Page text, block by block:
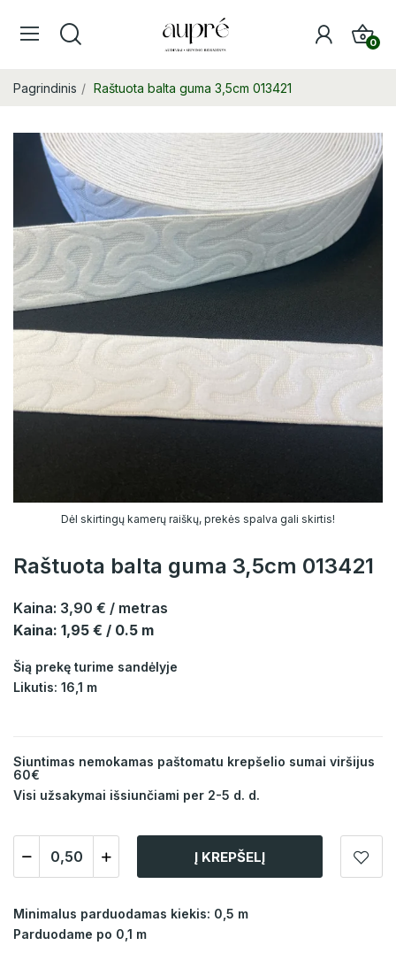
0
Pagrindinis Raštuota balta guma 3,5cm 013421
Dėl skirtingų kamerų raiškų, prekės spalva gali skirtis!
Raštuota balta guma 3,5cm 013421
Kaina: 3,90 € / metras
Kaina: 1,95 € / 0.5 m
Šią prekę turime sandėlyje
Likutis: 16,1 m
Siuntimas nemokamas paštomatu krepšelio sumai viršijus
60€
Visi užsakymai išsiunčiami per 2-5 d. d.
Į KREPŠELĮ
Minimalus parduodamas kiekis: 0,5 m
Parduodame po 0,1 m